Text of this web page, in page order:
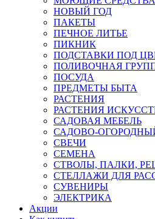
НОВЫЙ ГОД
ПАКЕТЫ
ПЕЧНОЕ ЛИТЬЕ
ПИКНИК
ПОДСТАВКИ ПОД
ПОЛИВОЧНАЯ
ПОСУДА
ПРЕДМЕТЫ БЫТА
РАСТЕНИЯ
РАСТЕНИЯ
САДОВАЯ МЕБЕЛЬ
САДОВО-
СВЕЧИ
СЕМЕНА
СТВОЛЫ, ПАЛКИ,
СТЕЛЛАЖИ ДЛЯ
СУВЕНИРЫ
ЭЛЕКТРИКА
Акции